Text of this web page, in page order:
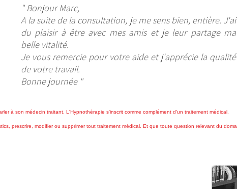
" Bonjour Marc,
A la suite de la consultation, je me sens bien, entière. J'ai
du plaisir à être avec mes amis et je leur partage ma
belle vitalité.
Je vous remercie pour votre aide et j'apprécie la qualité
de votre travail.
Bonne journée "
à son médecin traitant. L'Hypnothérapie s'inscrit comme complément d'un traitement médical.
prescrire, modifier ou supprimer tout traitement médical. Et que toute question relevant du